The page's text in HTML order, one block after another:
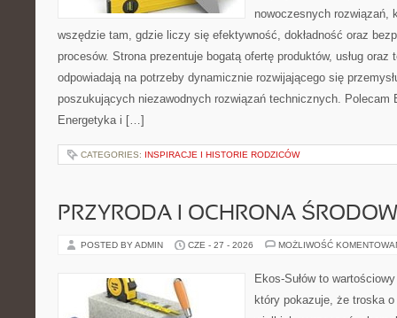
nowoczesnych rozwiązań,
wszędzie tam, gdzie liczy się efektywność, dokładność oraz
procesów. Strona prezentuje bogatą ofertę produktów, usług oraz
odpowiadają na potrzeby dynamicznie rozwijającego się
poszukujących niezawodnych rozwiązań technicznych. Polecam
Energetyka i […]
CATEGORIES: INSPIRACJE I HISTORIE RODZICÓW
PRZYRODA I OCHRONA
POSTED BY ADMIN CZE - 27 - 2026 MOŻLIWOŚĆ
Ekos-Sułów to
który pokazuje, że troska